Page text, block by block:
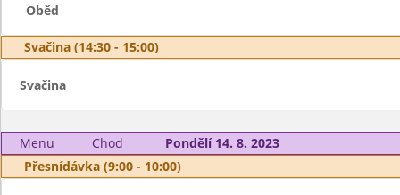
Oběd
Svačina (14:30 - 15:00)
Svačina
Menu Chod
Pondělí 14. 8. 2023
Přesnídávka (9:00 - 10:00)